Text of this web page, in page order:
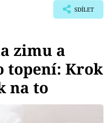
SDÍLET
zimu a
topení: Krok
na to